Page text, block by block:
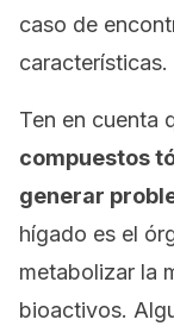
caso de
características.
Ten en cuenta
compuestos
generar
hígado es el
metabolizar la
bioactivos.